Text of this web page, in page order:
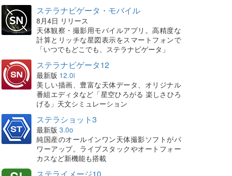
ステラナビゲータ・モバイル
8月4日 リリース
天体観察・撮影用モバイルアプリ。高精度な
計算とリッチな星図表示をスマートフォンで
「いつでもどこでも、ステラナビゲータ」
ステラナビゲータ12
最新版 12.0i
美しい描画、豊富な天体データ、オリジナル
番組エディタなど「星空ひろがる 楽しさひろ
げる」天文シミュレーション
ステラショット3
最新版 3.0o
純国産のオールインワン天体撮影ソフトがパ
ワーアップ。ライブスタックやオートフォー
カスなど新機能も搭載
ステライメージ10